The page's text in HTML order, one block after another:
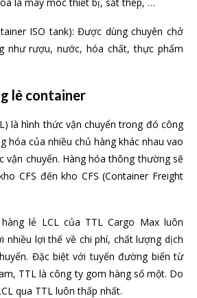
ISO tank): Được dùng chuyên chở
như rượu, nước, hóa chất, thực phẩm
lẻ container
là hình thức vận chuyển trong đó công
hóa của nhiều chủ hàng khác nhau vao
vận chuyển. Hàng hóa thông thường sẽ
CFS đến kho CFS (Container Freight
lẻ LCL của TTL Cargo Max luôn
nhiều lợi thế về chi phí, chất lượng dịch
Đặc biệt với tuyến đường biển từ
TTL là công ty gom hàng số một. Do
qua TTL luôn thấp nhất.